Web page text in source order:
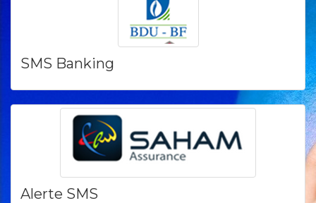
SMS Banking
Alerte SMS